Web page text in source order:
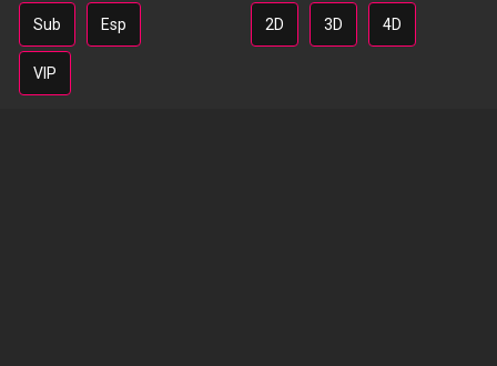
Sub Esp 2D 3D 4D
VIP